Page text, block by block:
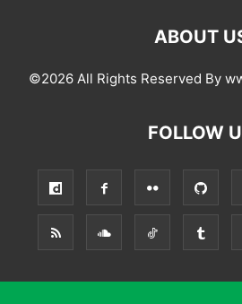
ABOUT
©2026 All Rights Reserved By
FOLLOW